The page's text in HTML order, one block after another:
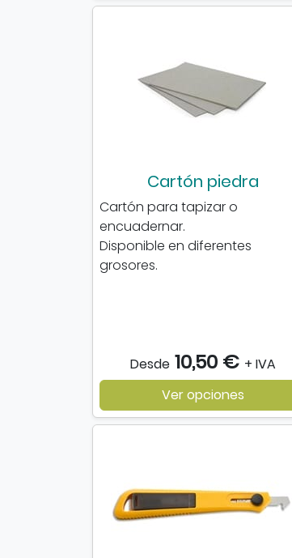
Cartón piedra
Cartón para tapizar o
encuadernar.
Disponible en diferentes
grosores.
Desde 10,50 € + IVA
Ver opciones